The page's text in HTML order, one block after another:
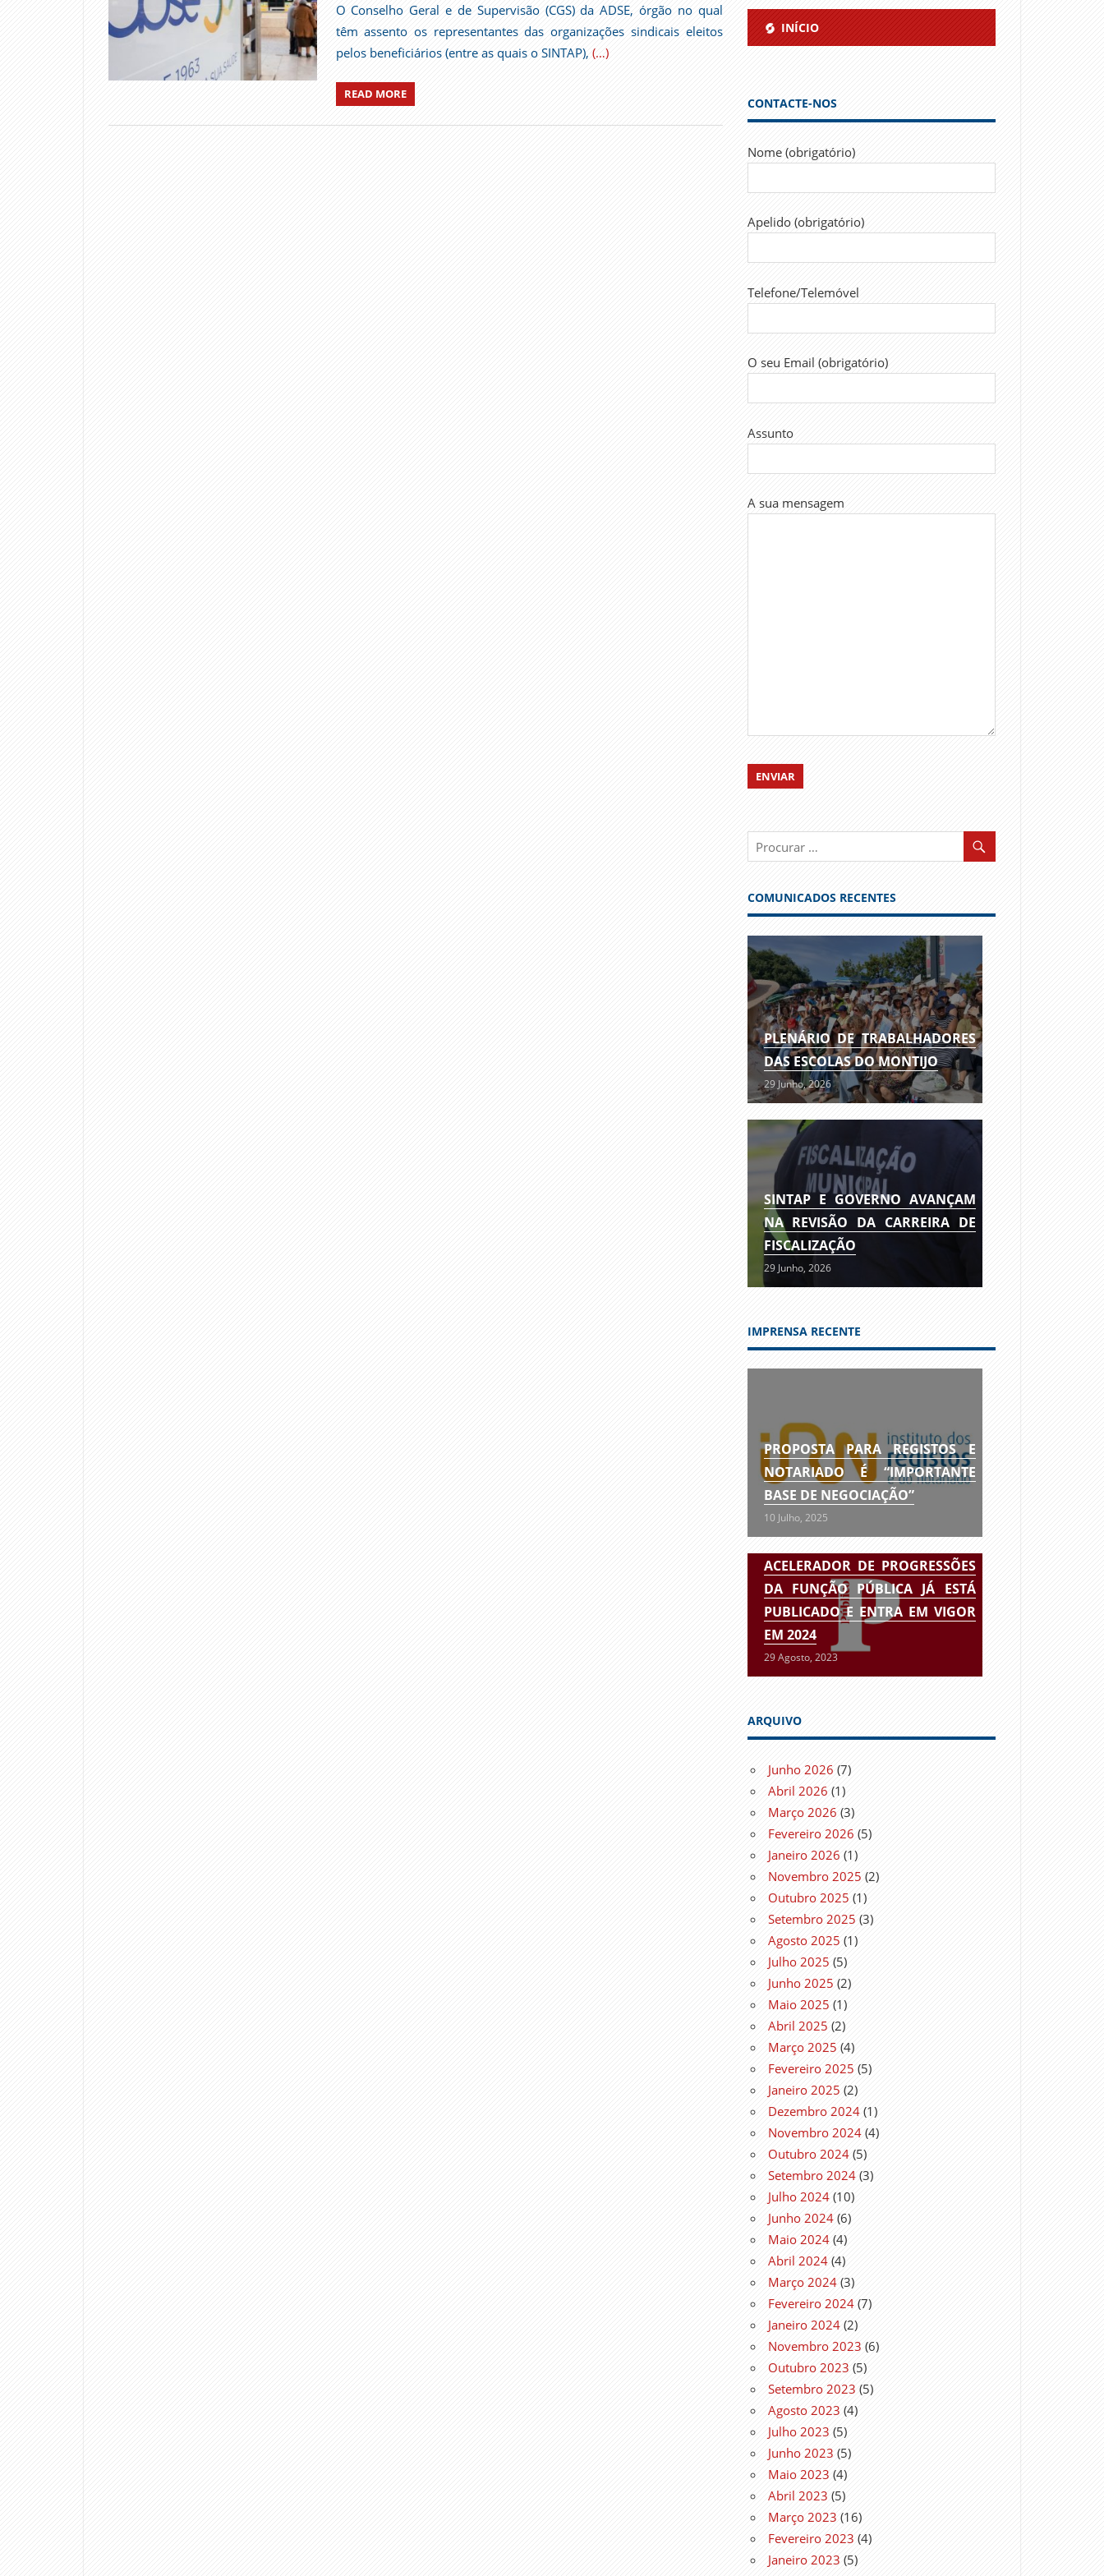
O Conselho Geral e de Supervisão (CGS) da ADSE, órgão no qual
têm assento os representantes das organizações sindicais eleitos
pelos beneficiários (entre as quais o SINTAP), (…)
READ MORE
INÍCIO
CONTACTE-NOS
Nome (obrigatório)
Apelido (obrigatório)
Telefone/Telemóvel
O seu Email (obrigatório)
Assunto
A sua mensagem
COMUNICADOS RECENTES
PLENÁRIO DE TRABALHADORES
DAS ESCOLAS DO MONTIJO
29 Junho, 2026
SINTAP E GOVERNO AVANÇAM
NA REVISÃO DA CARREIRA DE
FISCALIZAÇÃO
29 Junho, 2026
IMPRENSA RECENTE
PROPOSTA PARA REGISTOS E
NOTARIADO É “IMPORTANTE
BASE DE NEGOCIAÇÃO”
10 Julho, 2025
ACELERADOR DE PROGRESSÕES
DA FUNÇÃO PÚBLICA JÁ ESTÁ
PUBLICADO E ENTRA EM VIGOR
EM 2024
29 Agosto, 2023
ARQUIVO
Junho 2026 (7)
Abril 2026 (1)
Março 2026 (3)
Fevereiro 2026 (5)
Janeiro 2026 (1)
Novembro 2025 (2)
Outubro 2025 (1)
Setembro 2025 (3)
Agosto 2025 (1)
Julho 2025 (5)
Junho 2025 (2)
Maio 2025 (1)
Abril 2025 (2)
Março 2025 (4)
Fevereiro 2025 (5)
Janeiro 2025 (2)
Dezembro 2024 (1)
Novembro 2024 (4)
Outubro 2024 (5)
Setembro 2024 (3)
Julho 2024 (10)
Junho 2024 (6)
Maio 2024 (4)
Abril 2024 (4)
Março 2024 (3)
Fevereiro 2024 (7)
Janeiro 2024 (2)
Novembro 2023 (6)
Outubro 2023 (5)
Setembro 2023 (5)
Agosto 2023 (4)
Julho 2023 (5)
Junho 2023 (5)
Maio 2023 (4)
Abril 2023 (5)
Março 2023 (16)
Fevereiro 2023 (4)
Janeiro 2023 (5)